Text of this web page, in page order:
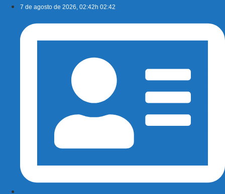
conteúdo
7 de agosto de 2026, 02:42h 02:42